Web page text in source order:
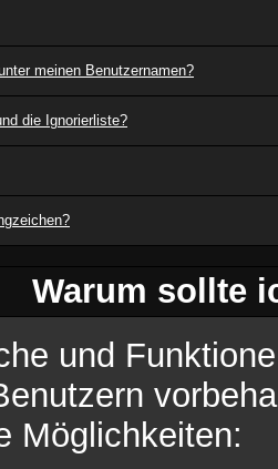
meinen Benutzernamen?
die Ignorierliste?
Warum sollte
und
Möglichkeiten: